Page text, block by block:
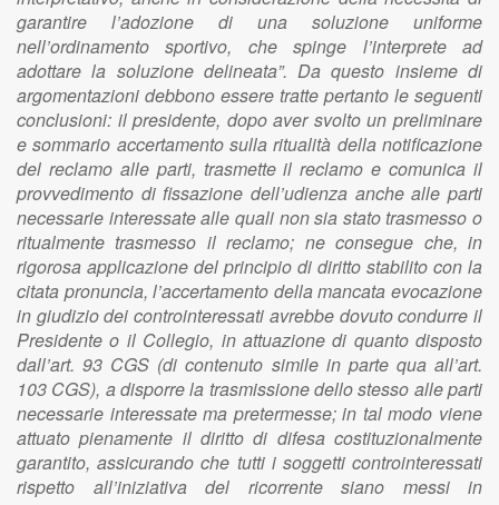
garantire l’adozione di una soluzione uniforme
nell’ordinamento sportivo, che spinge l’interprete ad
adottare la soluzione delineata”. Da questo insieme di
argomentazioni debbono essere tratte pertanto le seguenti
conclusioni: il presidente, dopo aver svolto un preliminare
e sommario accertamento sulla ritualità della notificazione
del reclamo alle parti, trasmette il reclamo e comunica il
provvedimento di fissazione dell’udienza anche alle parti
necessarie interessate alle quali non sia stato trasmesso o
ritualmente trasmesso il reclamo; ne consegue che, in
rigorosa applicazione del principio di diritto stabilito con la
citata pronuncia, l’accertamento della mancata evocazione
in giudizio dei controinteressati avrebbe dovuto condurre il
Presidente o il Collegio, in attuazione di quanto disposto
dall’art. 93 CGS (di contenuto simile in parte qua all’art.
103 CGS), a disporre la trasmissione dello stesso alle parti
necessarie interessate ma pretermesse; in tal modo viene
attuato pienamente il diritto di difesa costituzionalmente
garantito, assicurando che tutti i soggetti controinteressati
rispetto all’iniziativa del ricorrente siano messi in